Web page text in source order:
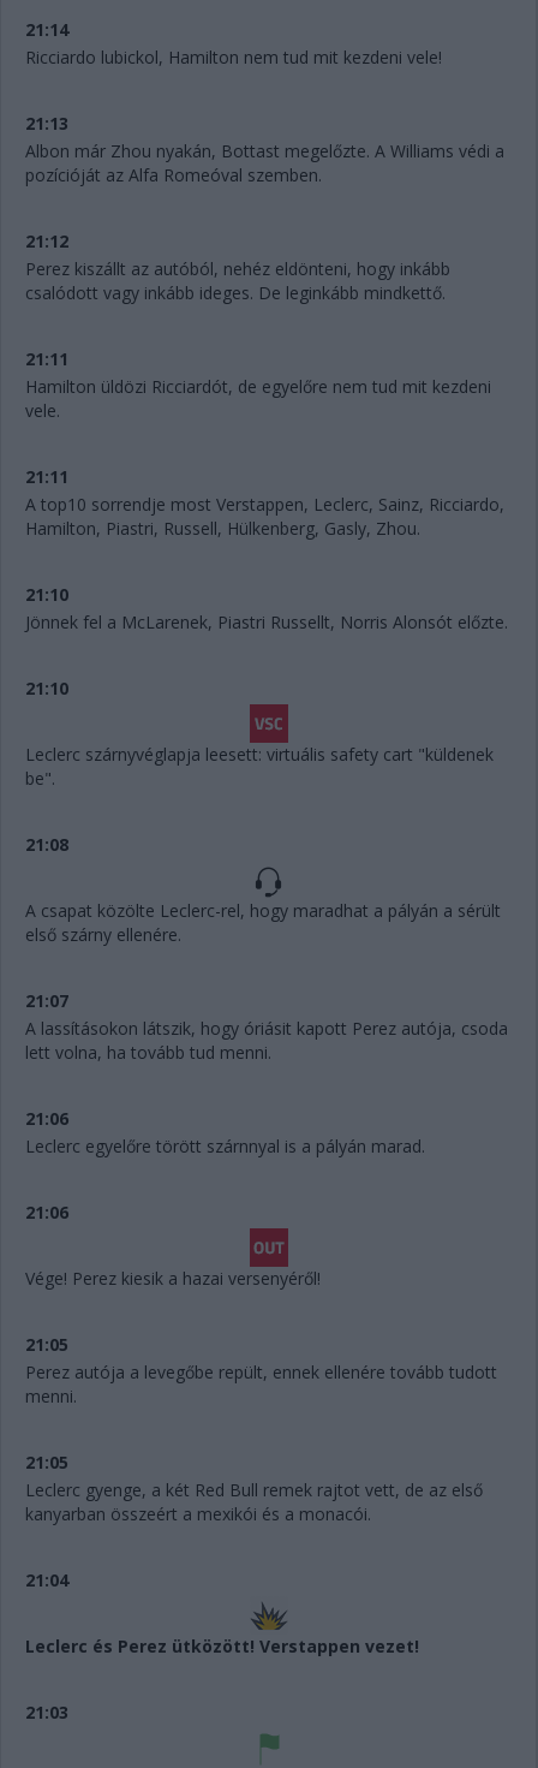
21:14
Ricciardo lubickol, Hamilton nem tud mit kezdeni vele!
21:13
Albon már Zhou nyakán, Bottast megelőzte. A Williams védi a
pozícióját az Alfa Romeóval szemben.
21:12
Perez kiszállt az autóból, nehéz eldönteni, hogy inkább
csalódott vagy inkább ideges. De leginkább mindkettő.
21:11
Hamilton üldözi Ricciardót, de egyelőre nem tud mit kezdeni
vele.
21:11
A top10 sorrendje most Verstappen, Leclerc, Sainz, Ricciardo,
Hamilton, Piastri, Russell, Hülkenberg, Gasly, Zhou.
21:10
Jönnek fel a McLarenek, Piastri Russellt, Norris Alonsót előzte.
21:10
Leclerc szárnyvéglapja leesett: virtuális safety cart "küldenek
be".
21:08
A csapat közölte Leclerc-rel, hogy maradhat a pályán a sérült
első szárny ellenére.
21:07
A lassításokon látszik, hogy óriásit kapott Perez autója, csoda
lett volna, ha tovább tud menni.
21:06
Leclerc egyelőre törött szárnnyal is a pályán marad.
21:06
Vége! Perez kiesik a hazai versenyéről!
21:05
Perez autója a levegőbe repült, ennek ellenére tovább tudott
menni.
21:05
Leclerc gyenge, a két Red Bull remek rajtot vett, de az első
kanyarban összeért a mexikói és a monacói.
21:04
Leclerc és Perez ütközött! Verstappen vezet!
21:03